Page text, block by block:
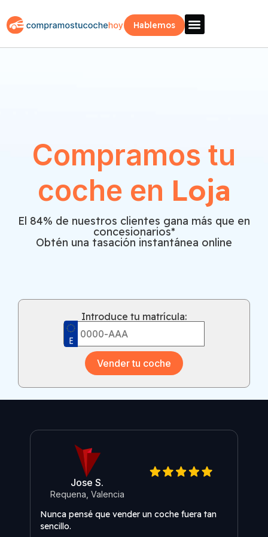
Hablemos
Compramos tu
coche en Loja
El 84% de nuestros clientes gana más que en
concesionarios*
Obtén una tasación instantánea online
Introduce tu matrícula:
Vender tu coche
Jose S.
Requena, Valencia
Nunca pensé que vender un coche fuera tan
sencillo.